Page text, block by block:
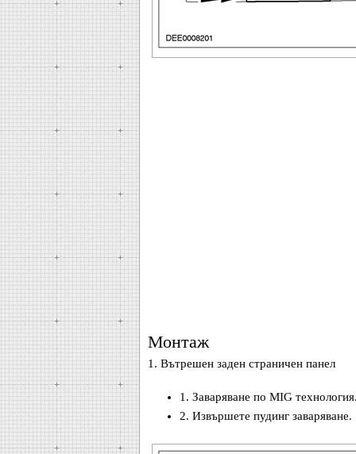
Монтаж
1. Вътрешен заден страничен панел
1. Заваряване по MIG
2. Извършете пудинг заваряване.